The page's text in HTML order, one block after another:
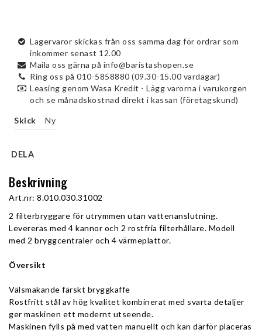
Lagervaror skickas från oss samma dag för ordrar som
inkommer senast 12.00
Maila oss gärna på info@baristashopen.se
Ring oss på 010-5858880 (09.30-15.00 vardagar)
Leasing genom Wasa Kredit - Lägg varorna i varukorgen
och se månadskostnad direkt i kassan (företagskund)
Skick Ny
DELA
Beskrivning
Art.nr: 8.010.030.31002
2 filterbryggare för utrymmen utan vattenanslutning.
Levereras med 4 kannor och 2 rostfria filterhållare. Modell
med 2 bryggcentraler och 4 värmeplattor.
Översikt
Välsmakande färskt bryggkaffe
Rostfritt stål av hög kvalitet kombinerat med svarta detaljer
ger maskinen ett modernt utseende.
Maskinen fylls på med vatten manuellt och kan därför placeras